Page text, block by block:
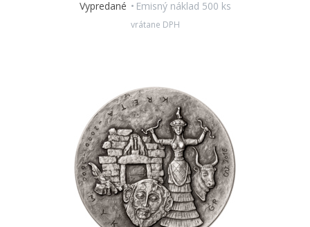
Vypredané
Emisný náklad 500 ks
vrátane DPH